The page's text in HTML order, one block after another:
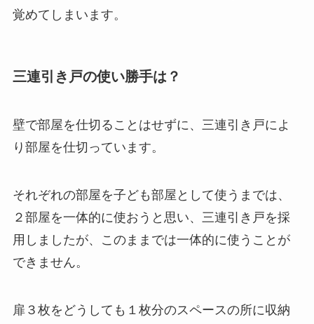
覚めてしまいます。
三連引き戸の使い勝手は？
壁で部屋を仕切ることはせずに、三連引き戸によ
り部屋を仕切っています。
それぞれの部屋を子ども部屋として使うまでは、
２部屋を一体的に使おうと思い、三連引き戸を採
用しましたが、このままでは一体的に使うことが
できません。
扉３枚をどうしても１枚分のスペースの所に収納